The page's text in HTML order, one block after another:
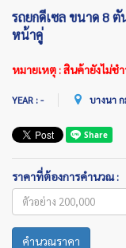
รถยกดีเซล ขนาด 8 ตั
หน้าคู่
หมายเหตุ : สินค้ายังไม่ช
YEAR : - บางนา
ราคาที่ต้องการคำนวณ :
คำนวณราคา